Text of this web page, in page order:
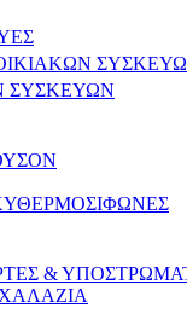
ΣΥΣΚΕΥΩΝ
&